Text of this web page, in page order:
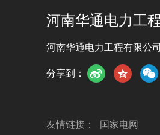
河南华通电力工
河南华通电力工程有限公
分享到：
友情链接： 国家电网